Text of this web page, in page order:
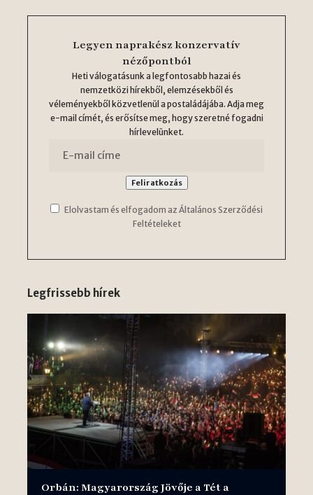
Legyen naprakész konzervatív
nézőpontból
Heti válogatásunk a legfontosabb hazai és
nemzetközi hírekből, elemzésekből és
véleményekből közvetlenül a postaládájába. Adja meg
e-mail címét, és erősítse meg, hogy szeretné fogadni
hírlevelünket.
Elolvastam és elfogadom az Általános Szerződési
Feltételeket
Legfrissebb hírek
Orbán: Magyarország Jövője a Tét a